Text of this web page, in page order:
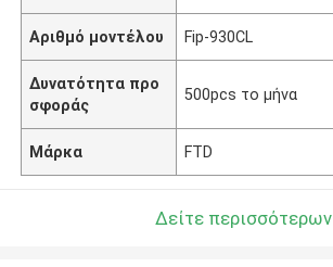
Αριθμό μοντέλου Fip-930CL
Δυνατότητα προ
σφοράς
500pcs το μήνα
Μάρκα FTD
Δείτε περισσότερων